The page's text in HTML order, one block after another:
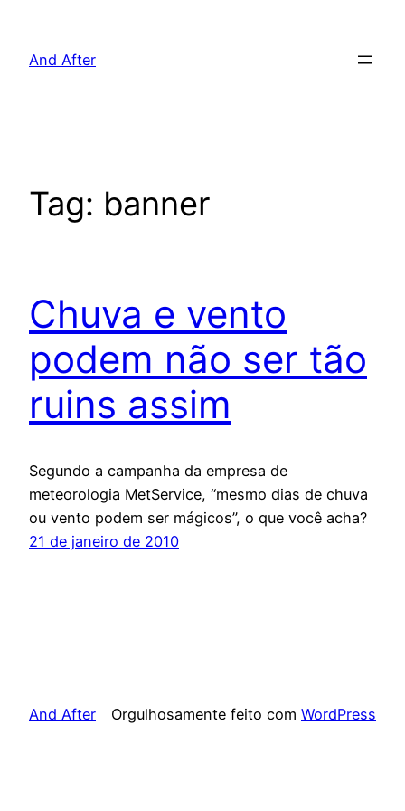
And After
Tag: banner
Chuva e vento
podem não ser tão
ruins assim
Segundo a campanha da empresa de
meteorologia MetService, “mesmo dias de chuva
ou vento podem ser mágicos”, o que você acha?
21 de janeiro de 2010
And After Orgulhosamente feito com WordPress